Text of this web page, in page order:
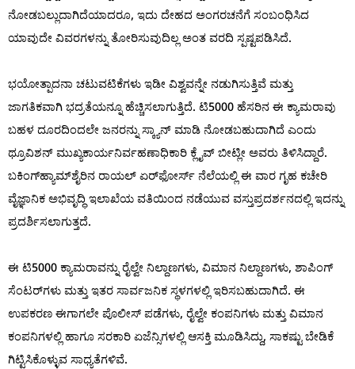
ನೋಡಬಲ್ಲುದಾಗಿದೆಯಾದರೂ, ಇದು ದೇಹದ ಅಂಗರಚನೆಗೆ ಸಂಬಂಧಿಸಿದ
ಯಾವುದೇ ವಿವರಗಳನ್ನು ತೋರಿಸುವುದಿಲ್ಲ ಅಂತ ವರದಿ ಸ್ಪಷ್ಟಪಡಿಸಿದೆ.
ಭಯೋತ್ಪಾದನಾ ಚಟುವಟಿಕೆಗಳು ಇಡೀ ವಿಶ್ವವನ್ನೇ ನಡುಗಿಸುತ್ತಿವೆ ಮತ್ತು
ಜಾಗತಿಕವಾಗಿ ಭದ್ರತೆಯನ್ನೂ ಹೆಚ್ಚಿಸಲಾಗುತ್ತಿದೆ. ಟಿ5000 ಹೆಸರಿನ ಈ ಕ್ಯಾಮರಾವು
ಬಹಳ ದೂರದಿಂದಲೇ ಜನರನ್ನು ಸ್ಕ್ಯಾನ್ ಮಾಡಿ ನೋಡಬಹುದಾಗಿದೆ ಎಂದು
ಥ್ರೂವಿಶನ್ ಮುಖ್ಯಕಾರ್ಯನಿರ್ವಹಣಾಧಿಕಾರಿ ಕ್ಲೈವ್ ಬೀಟ್ಲೀ ಅವರು ತಿಳಿಸಿದ್ದಾರೆ.
ಬಕಿಂಗ್‌ಹ್ಯಾಮ್‌ಶೈರಿನ ರಾಯಲ್ ಏರ್‌ಫೋರ್ಸ್ ನೆಲೆಯಲ್ಲಿ ಈ ವಾರ ಗೃಹ ಕಚೇರಿ
ವೈಜ್ಞಾನಿಕ ಅಭಿವೃದ್ಧಿ ಇಲಾಖೆಯ ವತಿಯಿಂದ ನಡೆಯುವ ವಸ್ತುಪ್ರದರ್ಶನದಲ್ಲಿ ಇದನ್ನು
ಪ್ರದರ್ಶಿಸಲಾಗುತ್ತದೆ.
ಈ ಟಿ5000 ಕ್ಯಾಮರಾವನ್ನು ರೈಲ್ವೇ ನಿಲ್ದಾಣಗಳು, ವಿಮಾನ ನಿಲ್ದಾಣಗಳು, ಶಾಪಿಂಗ್
ಸೆಂಟರ್‌ಗಳು ಮತ್ತು ಇತರ ಸಾರ್ವಜನಿಕ ಸ್ಥಳಗಳಲ್ಲಿ ಇರಿಸಬಹುದಾಗಿದೆ. ಈ
ಉಪಕರಣ ಈಗಾಗಲೇ ಪೊಲೀಸ್ ಪಡೆಗಳು, ರೈಲ್ವೇ ಕಂಪನಿಗಳು ಮತ್ತು ವಿಮಾನ
ಕಂಪನಿಗಳಲ್ಲಿ ಹಾಗೂ ಸರಕಾರಿ ಏಜೆನ್ಸಿಗಳಲ್ಲಿ ಆಸಕ್ತಿ ಮೂಡಿಸಿದ್ದು, ಸಾಕಷ್ಟು ಬೇಡಿಕೆ
ಗಿಟ್ಟಿಸಿಕೊಳ್ಳುವ ಸಾಧ್ಯತೆಗಳಿವೆ.